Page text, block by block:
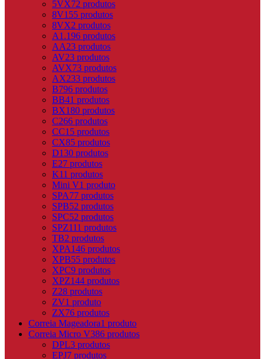
5VX72 produtos
8V155 produtos
8VX2 produtos
A1.196 produtos
AA23 produtos
AV23 produtos
AVX73 produtos
AX233 produtos
B796 produtos
BB41 produtos
BX180 produtos
C266 produtos
CC15 produtos
CX85 produtos
D130 produtos
E27 produtos
K11 produtos
Mini V1 produto
SPA77 produtos
SPB52 produtos
SPC52 produtos
SPZ111 produtos
TB2 produtos
XPA146 produtos
XPB55 produtos
XPC9 produtos
XPZ144 produtos
Z28 produtos
ZV1 produto
ZX76 produtos
Correia Mageadora1 produto
Correia Micro V386 produtos
DPL3 produtos
EPJ7 produtos